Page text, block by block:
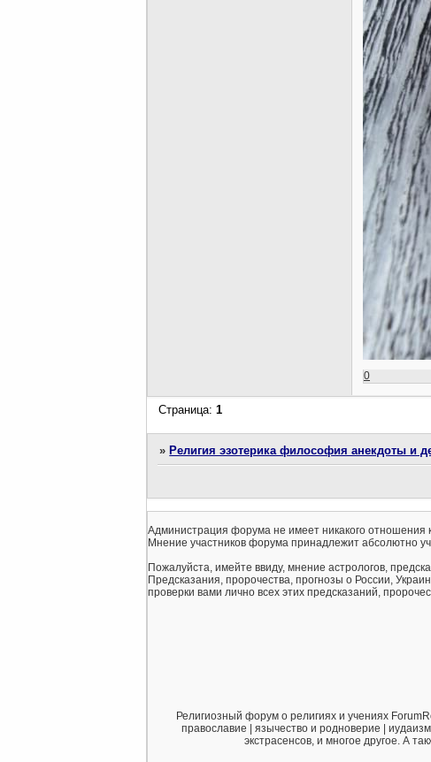
0
Страница:1
» Религия эзотерика философия анекдоты и
Администрация форума не имеет никакого
Мнение участников форума принадлежит абсолютно
Пожалуйста, имейте ввиду, мнение астрологов,
Предсказания, пророчества, прогнозы о России,
проверки вами лично всех этих предсказаний,
Религиозный форум о религиях и учениях
православие | язычество и родноверие |
экстрасенсов, и многое другое. А